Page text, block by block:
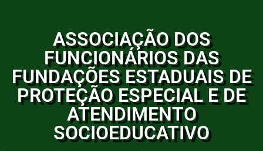
ASSOCIAÇÃO DOS
FUNCIONÁRIOS DAS
FUNDAÇÕES ESTADUAIS DE
PROTEÇÃO ESPECIAL E DE
ATENDIMENTO
SOCIOEDUCATIVO